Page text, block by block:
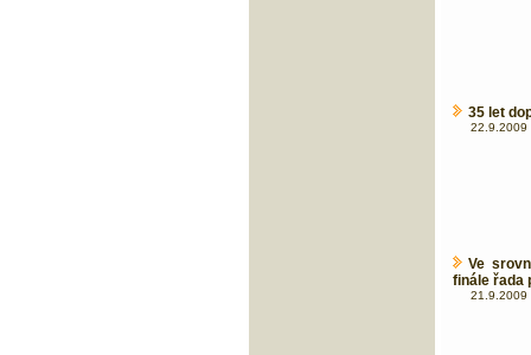
35 let
22.9.2009
Ve
finále řada
21.9.2009